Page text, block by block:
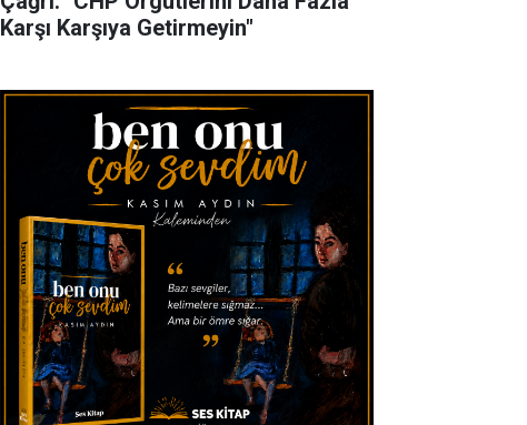
Karşı Karşıya Getirmeyin"